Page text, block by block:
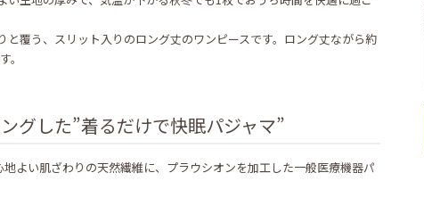
と覆う、スリット入りのロング丈のワンピースです。ロング丈ながら約
。
グした”着るだけで快眠パジャマ”
よい肌ざわりの天然繊維に、プラウシオンを加工した一般医療機器パ